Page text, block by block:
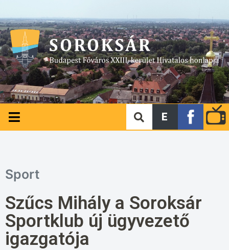
E
Sport
Szűcs Mihály a Soroksár
Sportklub új ügyvezető
igazgatója